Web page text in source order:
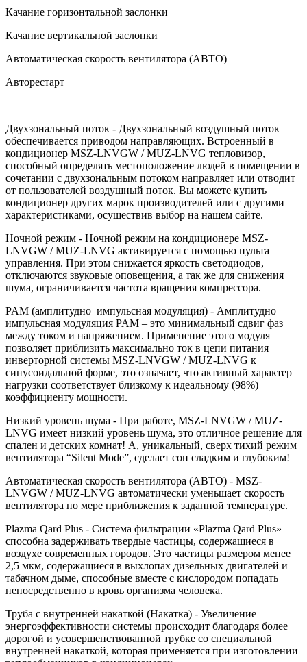
Качание горизонтальной заслонки
Качание вертикальной заслонки
Автоматическая скорость вентилятора (АВТО)
Авторестарт
Двухзональный поток - Двухзональный воздушный поток
обеспечивается приводом направляющих. Встроенный в
кондиционер MSZ-LNVGW / MUZ-LNVG тепловизор,
способный определять местоположение людей в помещении в
сочетании с двухзональным потоком направляет или отводит
от пользователей воздушный поток. Вы можете купить
кондиционер других марок производителей или с другими
характеристиками, осуществив выбор на нашем сайте.
Ночной режим - Ночной режим на кондиционере MSZ-
LNVGW / MUZ-LNVG активируется с помощью пульта
управления. При этом снижается яркость светодиодов,
отключаются звуковые оповещения, а так же для снижения
шума, ограничивается частота вращения компрессора.
PAM (амплитудно–импульсная модуляция) - Амплитудно–
импульсная модуляция PAM – это минимальный сдвиг фаз
между током и напряжением. Применение этого модуля
позволяет приблизить максимально ток в цепи питания
инверторной системы MSZ-LNVGW / MUZ-LNVG к
синусоидальной форме, это означает, что активный характер
нагрузки соответствует близкому к идеальному (98%)
коэффициенту мощности.
Низкий уровень шума - При работе, MSZ-LNVGW / MUZ-
LNVG имеет низкий уровень шума, это отличное решение для
спален и детских комнат! А, уникальный, сверх тихий режим
вентилятора “Silent Mode”, сделает сон сладким и глубоким!
Автоматическая скорость вентилятора (АВТО) - MSZ-
LNVGW / MUZ-LNVG автоматически уменьшает скорость
вентилятора по мере приближения к заданной температуре.
Plazma Qard Plus - Система фильтрации «Plazma Qard Plus»
способна задерживать твердые частицы, содержащиеся в
воздухе современных городов. Это частицы размером менее
2,5 мкм, содержащиеся в выхлопах дизельных двигателей и
табачном дыме, способные вместе с кислородом попадать
непосредственно в кровь организма человека.
Труба с внутренней накаткой (Накатка) - Увеличение
энергоэффективности системы происходит благодаря более
дорогой и усовершенствованной трубке со специальной
внутренней накаткой, которая применяется при изготовлении